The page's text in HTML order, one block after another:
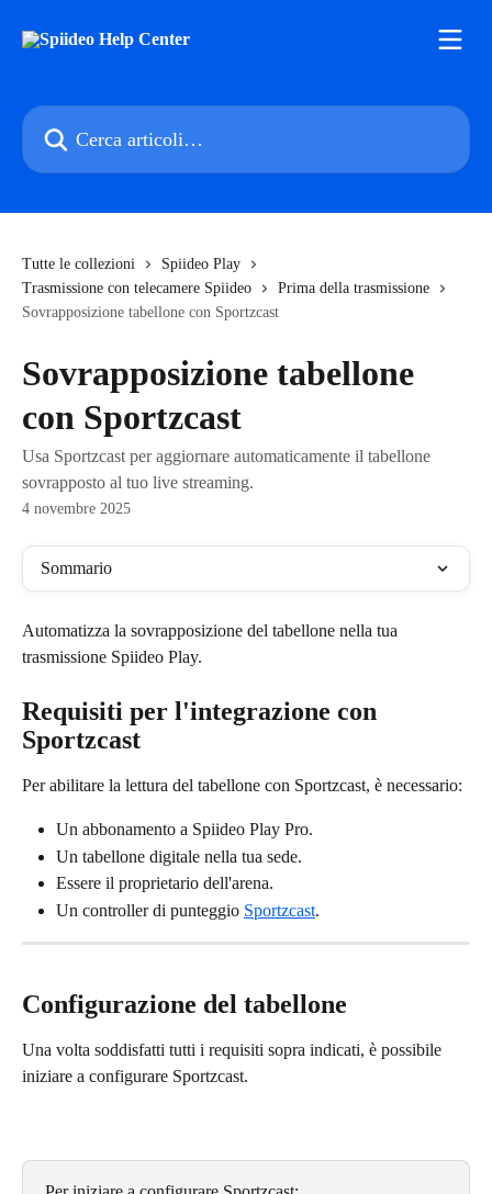
Cerca articoli…
Tutte le collezioni
Spiideo Play
Trasmissione con telecamere Spiideo
Prima della trasmissione
Sovrapposizione tabellone con Sportzcast
Sovrapposizione tabellone
con Sportzcast
Usa Sportzcast per aggiornare automaticamente il tabellone
sovrapposto al tuo live streaming.
4 novembre 2025
Sommario
Automatizza la sovrapposizione del tabellone nella tua
trasmissione Spiideo Play.
Requisiti per l'integrazione con
Sportzcast
Per abilitare la lettura del tabellone con Sportzcast, è necessario:
Un abbonamento a Spiideo Play Pro.
Un tabellone digitale nella tua sede.
Essere il proprietario dell'arena.
Un controller di punteggio Sportzcast.
Configurazione del tabellone
Una volta soddisfatti tutti i requisiti sopra indicati, è possibile
iniziare a configurare Sportzcast.